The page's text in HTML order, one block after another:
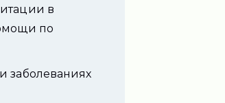
в
по
заболеваниях